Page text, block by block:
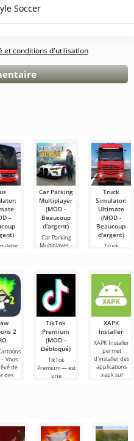
Soccer
et conditions d'utilisation
–
des
Car Parking
Multiplayer
(MOD -
Beaucoup
d'argent)
Car Parking
Multiplayer –
joueurs
incarnent des
conducteurs
Truck
Simulator:
Ultimate
(MOD -
Beaucoup
d'argent)
Truck
un simulateur
de transport
de
2
– Vous
de
des
TikTok
Premium
(MOD -
Débloqué)
TikTok
Premium — est
une
XAPK
Installer
XAPK Installer
permet
d'installer des
applications
.xapk sur